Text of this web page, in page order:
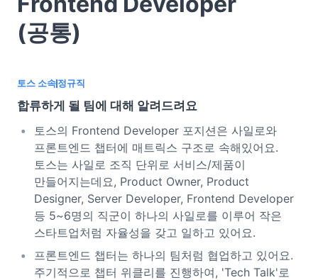
(공통)
토스 소속정규직
합류하게 될 팀에 대해 알려드려요
토스의 Frontend Developer 포지션은 사일로와
프론트엔드 챕터에 매트릭스 구조로 속해있어요.
토스는 사일로 조직 단위로 서비스/제품이
만들어지는데요, Product Owner, Product
Designer, Server Developer, Frontend Developer
등 5~6명의 직군이 하나의 사일로를 이루어 작은
스타트업처럼 자율성을 갖고 일하고 있어요.
프론트엔드 챕터는 하나의 팀처럼 협업하고 있어요.
주기적으로 챕터 위클리를 진행하여, 'Tech Talk'로